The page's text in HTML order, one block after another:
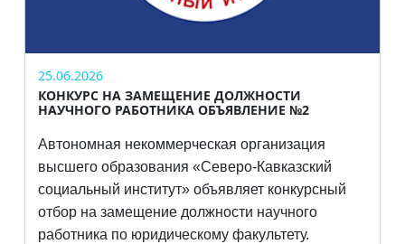
25.06.2026
КОНКУРС НА ЗАМЕЩЕНИЕ ДОЛЖНОСТИ
НАУЧНОГО РАБОТНИКА ОБЪЯВЛЕНИЕ №2
Автономная некоммерческая организация
высшего образования «Северо-Кавказский
социальный институт» объявляет конкурсный
отбор на замещение должности научного
работника по юридическому факультету.